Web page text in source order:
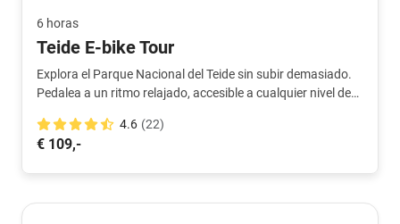
6 horas
Teide E-bike Tour
Explora el Parque Nacional del Teide sin subir demasiado.
Pedalea a un ritmo relajado, accesible a cualquier nivel de
4.6 (22)
€ 109,-